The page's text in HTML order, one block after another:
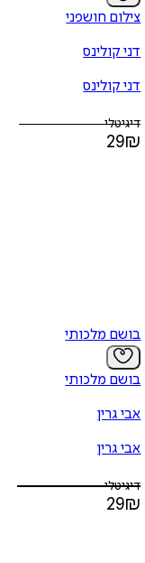
צילום חושפני
דני קולינס
דני קולינס
דיגיטלי
29₪
בושם מלכותי
בושם מלכותי
אבי גרין
אבי גרין
דיגיטלי
29₪